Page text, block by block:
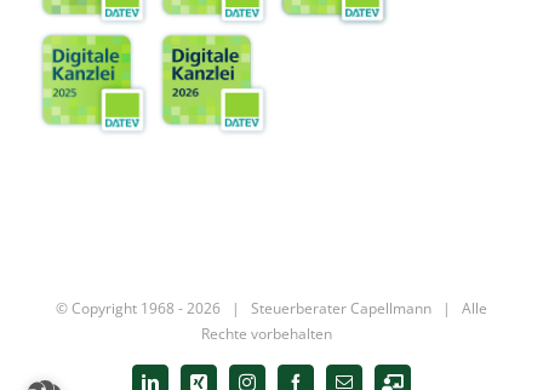
© Copyright 1968 -2026 | Steuerberater Capellmann | Alle
Rechte vorbehalten